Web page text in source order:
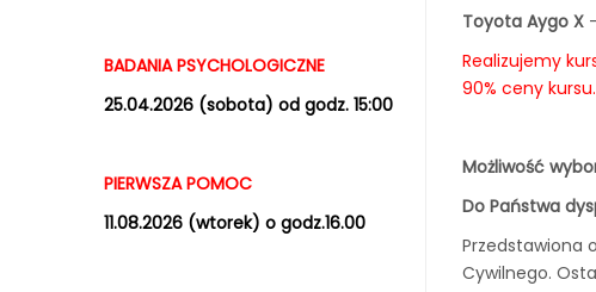
BADANIA PSYCHOLOGICZNE
25.04.2026 (sobota) od godz. 15:00
PIERWSZA POMOC
11.08.2026 (wtorek) o godz.16.00
Toyota Aygo X
Realizujemy
90% ceny kursu.
Możliwość
Do Państwa
Przedstawiona
Cywilnego.